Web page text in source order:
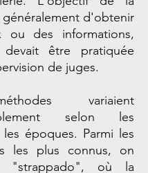
d'obtenir
ou des informations,
être pratiquée
de juges.
variaient
selon les
époques. Parmi les
les plus connus, on
"strappado", où la